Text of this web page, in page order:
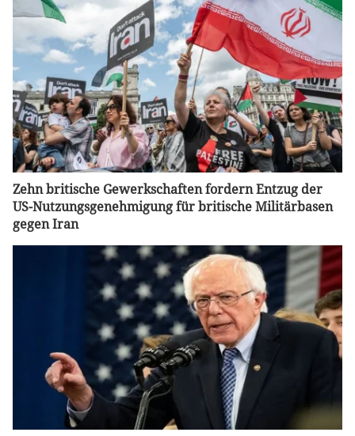
Zehn britische Gewerkschaften fordern Entzug der
US-Nutzungsgenehmigung für britische Militärbasen
gegen Iran